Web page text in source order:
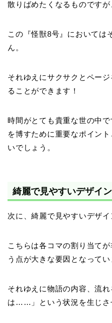
散りばめたくなるものですが
この『怪獣8号』においては
ん。
それゆえにサクサクとペー
ることができます！
時間がとても貴重な世の中
を博すために重要なポイン
いでしょう。
綺麗で見やすいデザイン
次に、綺麗で見やすいデザイ
こちらは各コマの割り当て
う点が大きな要因となってい
それゆえに物語の内容、流
は……」という状況を生じさ